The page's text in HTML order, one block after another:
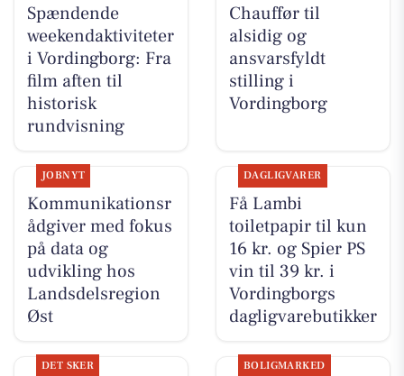
Spændende
weekendaktiviteter
i Vordingborg: Fra
film aften til
historisk
rundvisning
Chauffør til
alsidig og
ansvarsfyldt
stilling i
Vordingborg
JOBNYT
Kommunikationsr
ådgiver med fokus
på data og
udvikling hos
Landsdelsregion
Øst
DAGLIGVARER
Få Lambi
toiletpapir til kun
16 kr. og Spier PS
vin til 39 kr. i
Vordingborgs
dagligvarebutikker
DET SKER BOLIGMARKED